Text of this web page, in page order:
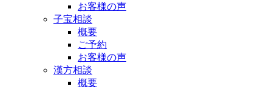
お客様の声
子宝相談
概要
ご予約
お客様の声
漢方相談
概要